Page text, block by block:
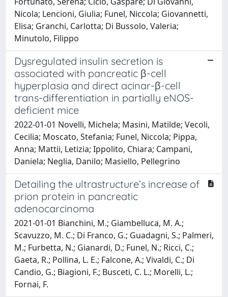
Nicola; Lencioni, Giulia; Funel, Niccola; Giovannetti,
Elisa; Granchi, Carlotta; Di Bussolo, Valeria;
Minutolo, Filippo
Dysregulated insulin secretion is
associated with pancreatic β-cell
hyperplasia and direct acinar-β-cell
trans-differentiation in partially eNOS-
deficient mice
2022-01-01 Novelli, Michela; Masini, Matilde; Vecoli,
Cecilia; Moscato, Stefania; Funel, Niccola; Pippa,
Anna; Mattii, Letizia; Ippolito, Chiara; Campani,
Daniela; Neglia, Danilo; Masiello, Pellegrino
Detailing the ultrastructure’s increase of
prion protein in pancreatic
adenocarcinoma
2021-01-01 Bianchini, M.; Giambelluca, M. A.;
Scavuzzo, M. C.; Di Franco, G.; Guadagni, S.; Palmeri,
M.; Furbetta, N.; Gianardi, D.; Funel, N.; Ricci, C.;
Gaeta, R.; Pollina, L. E.; Falcone, A.; Vivaldi, C.; Di
Candio, G.; Biagioni, F.; Busceti, C. L.; Morelli, L.;
Fornai, F.